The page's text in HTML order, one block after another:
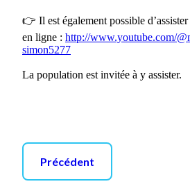
👉 Il est également possible
en ligne : http://www.youtube.com/
simon5277
La population est invitée à y assister.
Précédent